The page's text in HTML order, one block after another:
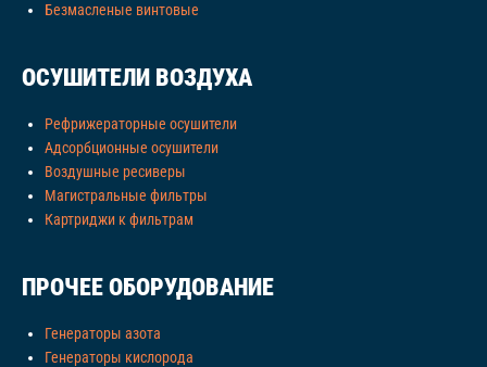
Безмасленые винтовые
ОСУШИТЕЛИ ВОЗДУХА
Рефрижераторные осушители
Адсорбционные осушители
Воздушные ресиверы
Магистральные фильтры
Картриджи к фильтрам
ПРОЧЕЕ ОБОРУДОВАНИЕ
Генераторы азота
Генераторы кислорода